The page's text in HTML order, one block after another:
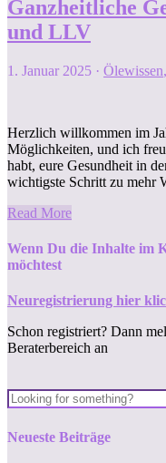
Ganzheitliche
und LLV
1. Januar 2025 · Ölewissen,
Herzlich willkommen im
Möglichkeiten, und ich
habt, eure Gesundheit in
wichtigste Schritt zu mehr
Read More
Wenn Du die Inhalte im
möchtest
Neuregistrierung hier
Schon registriert? Dann
Beraterbereich an
Neueste Beiträge